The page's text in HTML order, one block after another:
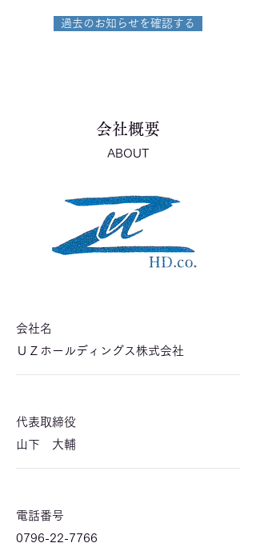
ステの社長様です。 ダイハツハイゼッ
トカーゴご納車しました！！！...
過去のお知らせを確認する
会社概要
ABOUT
​会社名
ＵＺホールディングス株式会社
​代表取締役
山下 大輔
電話番号
0796-22-7766